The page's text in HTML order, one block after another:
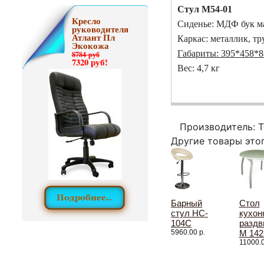
Кресло
руководителя
Атлант Пл
Экокожа
8784 руб
7320 руб!
Стул М54-01
Сиденье: МДФ бук
Каркас: металлик,
Габариты:
Вес: 4,7 кг
Производитель:
Другие товары
Барный
стул HC-
104C
5960.00 р.
Стол
M